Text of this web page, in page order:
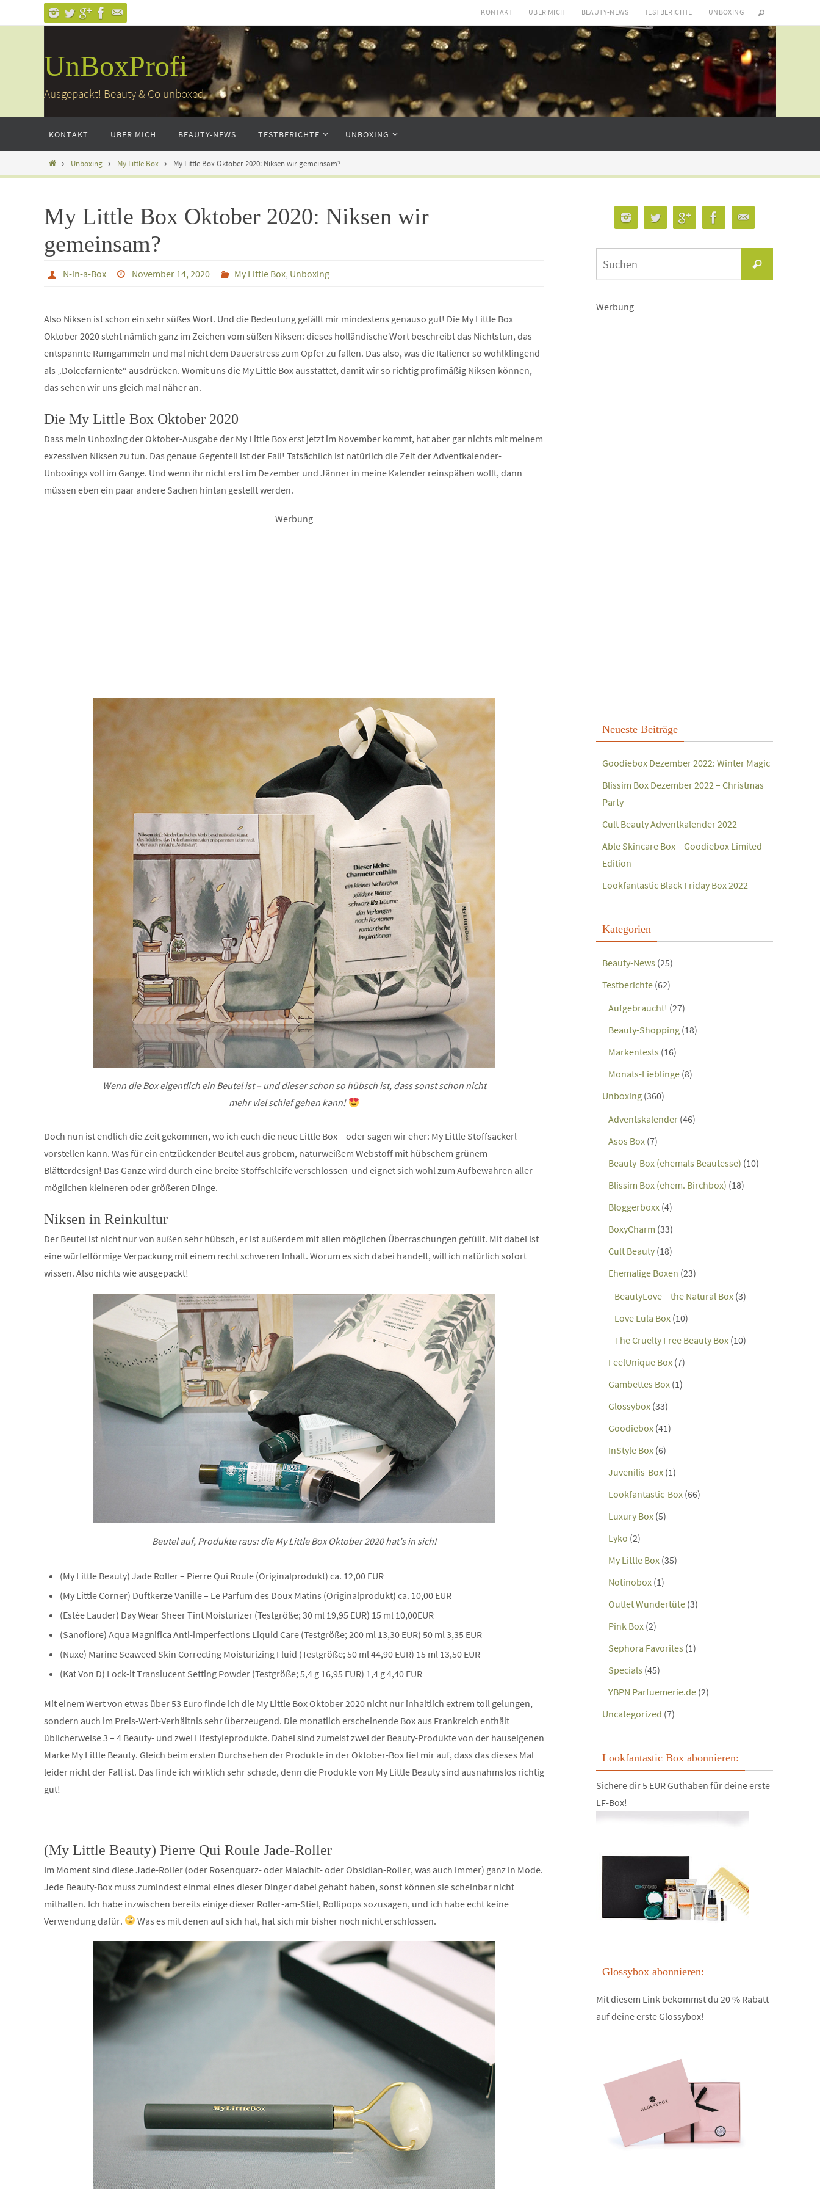
Inhalt
KONTAKT ÜBER MICH BEAUTY-NEWS TESTBERICHTE UNBOXING
UnBoxProfi
Ausgepackt! Beauty & Co unboxed
springen
KONTAKT ÜBER MICH BEAUTY-NEWS TESTBERICHTE UNBOXING
HomeUnboxing My Little Box My Little Box Oktober 2020: Niksen wir gemeinsam?
My Little Box Oktober 2020: Niksen wir
gemeinsam?
N-in-a-Box November 14, 2020 My Little Box, Unboxing
Also Niksen ist schon ein sehr süßes Wort. Und die Bedeutung gefällt mir mindestens genauso gut! Die My Little Box
Oktober 2020 steht nämlich ganz im Zeichen vom süßen Niksen: dieses holländische Wort beschreibt das Nichtstun, das
entspannte Rumgammeln und mal nicht dem Dauerstress zum Opfer zu fallen. Das also, was die Italiener so wohlklingend
als „Dolcefarniente“ ausdrücken. Womit uns die My Little Box ausstattet, damit wir so richtig profimäßig Niksen können,
das sehen wir uns gleich mal näher an.
Die My Little Box Oktober 2020
Dass mein Unboxing der Oktober-Ausgabe der My Little Box erst jetzt im November kommt, hat aber gar nichts mit meinem
exzessiven Niksen zu tun. Das genaue Gegenteil ist der Fall! Tatsächlich ist natürlich die Zeit der Adventkalender-
Unboxings voll im Gange. Und wenn ihr nicht erst im Dezember und Jänner in meine Kalender reinspähen wollt, dann
müssen eben ein paar andere Sachen hintan gestellt werden.
Werbung
Wenn die Box eigentlich ein Beutel ist – und dieser schon so hübsch ist, dass sonst schon nicht
mehr viel schief gehen kann!
Doch nun ist endlich die Zeit gekommen, wo ich euch die neue Little Box – oder sagen wir eher: My Little Stoffsackerl –
vorstellen kann. Was für ein entzückender Beutel aus grobem, naturweißem Webstoff mit hübschem grünem
Blätterdesign! Das Ganze wird durch eine breite Stoffschleife verschlossen und eignet sich wohl zum Aufbewahren aller
möglichen kleineren oder größeren Dinge.
Niksen in Reinkultur
Der Beutel ist nicht nur von außen sehr hübsch, er ist außerdem mit allen möglichen Überraschungen gefüllt. Mit dabei ist
eine würfelförmige Verpackung mit einem recht schweren Inhalt. Worum es sich dabei handelt, will ich natürlich sofort
wissen. Also nichts wie ausgepackt!
Beutel auf, Produkte raus: die My Little Box Oktober 2020 hat’s in sich!
(My Little Beauty) Jade Roller – Pierre Qui Roule (Originalprodukt) ca. 12,00 EUR
(My Little Corner) Duftkerze Vanille – Le Parfum des Doux Matins (Originalprodukt) ca. 10,00 EUR
(Estée Lauder) Day Wear Sheer Tint Moisturizer (Testgröße; 30 ml 19,95 EUR) 15 ml 10,00EUR
(Sanoflore) Aqua Magnifica Anti-imperfections Liquid Care (Testgröße; 200 ml 13,30 EUR) 50 ml 3,35 EUR
(Nuxe) Marine Seaweed Skin Correcting Moisturizing Fluid (Testgröße; 50 ml 44,90 EUR) 15 ml 13,50 EUR
(Kat Von D) Lock-it Translucent Setting Powder (Testgröße; 5,4 g 16,95 EUR) 1,4 g 4,40 EUR
Mit einem Wert von etwas über 53 Euro finde ich die My Little Box Oktober 2020 nicht nur inhaltlich extrem toll gelungen,
sondern auch im Preis-Wert-Verhältnis sehr überzeugend. Die monatlich erscheinende Box aus Frankreich enthält
üblicherweise 3 – 4 Beauty- und zwei Lifestyleprodukte. Dabei sind zumeist zwei der Beauty-Produkte von der hauseigenen
Marke My Little Beauty. Gleich beim ersten Durchsehen der Produkte in der Oktober-Box fiel mir auf, dass das dieses Mal
leider nicht der Fall ist. Das finde ich wirklich sehr schade, denn die Produkte von My Little Beauty sind ausnahmslos richtig
gut!
(My Little Beauty) Pierre Qui Roule Jade-Roller
Im Moment sind diese Jade-Roller (oder Rosenquarz- oder Malachit- oder Obsidian-Roller, was auch immer) ganz in Mode.
Jede Beauty-Box muss zumindest einmal eines dieser Dinger dabei gehabt haben, sonst können sie scheinbar nicht
mithalten. Ich habe inzwischen bereits einige dieser Roller-am-Stiel, Rollipops sozusagen, und ich habe echt keine
Verwendung dafür.
Was es mit denen auf sich hat, hat sich mir bisher noch nicht erschlossen.
Suchen
Werbung
Neueste Beiträge
Goodiebox Dezember 2022: Winter Magic
Blissim Box Dezember 2022 – Christmas
Party
Cult Beauty Adventkalender 2022
Able Skincare Box – Goodiebox Limited
Edition
Lookfantastic Black Friday Box 2022
Kategorien
Beauty-News (25)
Testberichte (62)
Aufgebraucht! (27)
Beauty-Shopping (18)
Markentests (16)
Monats-Lieblinge (8)
Unboxing (360)
Adventskalender (46)
Asos Box (7)
Beauty-Box (ehemals Beautesse) (10)
Blissim Box (ehem. Birchbox) (18)
Bloggerboxx (4)
BoxyCharm (33)
Cult Beauty (18)
Ehemalige Boxen (23)
BeautyLove – the Natural Box (3)
Love Lula Box (10)
The Cruelty Free Beauty Box (10)
FeelUnique Box (7)
Gambettes Box (1)
Glossybox (33)
Goodiebox (41)
InStyle Box (6)
Juvenilis-Box (1)
Lookfantastic-Box (66)
Luxury Box (5)
Lyko (2)
My Little Box (35)
Notinobox (1)
Outlet Wundertüte (3)
Pink Box (2)
Sephora Favorites (1)
Specials (45)
YBPN Parfuemerie.de (2)
Uncategorized (7)
Lookfantastic Box abonnieren:
Sichere dir 5 EUR Guthaben für deine erste
LF-Box!
Glossybox abonnieren:
Mit diesem Link bekommst du 20 % Rabatt
auf deine erste Glossybox!